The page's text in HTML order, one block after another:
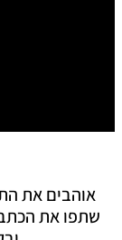
אוהבים את
שתפו את